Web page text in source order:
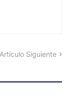
Artículo Siguiente